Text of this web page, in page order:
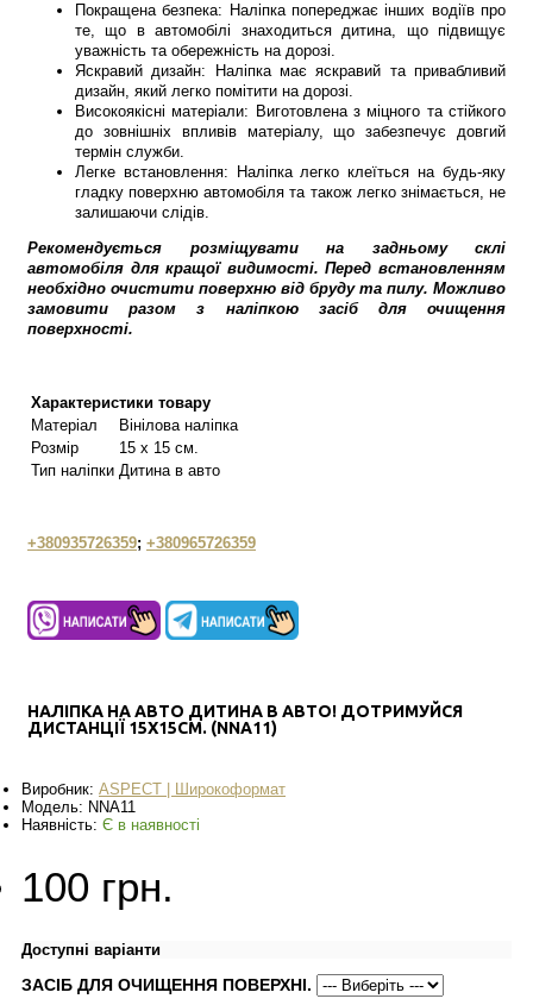
Покращена безпека: Наліпка попереджає інших водіїв про
те, що в автомобілі знаходиться дитина, що підвищує
уважність та обережність на дорозі.
Яскравий дизайн: Наліпка має яскравий та привабливий
дизайн, який легко помітити на дорозі.
Високоякісні матеріали: Виготовлена з міцного та стійкого
до зовнішніх впливів матеріалу, що забезпечує довгий
термін служби.
Легке встановлення: Наліпка легко клеїться на будь-яку
гладку поверхню автомобіля та також легко знімається, не
залишаючи слідів.
Рекомендується розміщувати на задньому склі
автомобіля для кращої видимості.Перед встановленням
необхідно очистити поверхню від бруду та пилу. Можливо
замовити разом з наліпкою засіб для очищення
поверхності.
Характеристики товару
Матеріал
Вінілова наліпка
Розмір
15 х 15 см.
Тип наліпки Дитина в авто
+380935726359; +380965726359
НАЛІПКА НА АВТО ДИТИНА В АВТО! ДОТРИМУЙСЯ
ДИСТАНЦІЇ 15Х15СМ. (NNA11)
Виробник: АSPECT | Широкоформат
Модель: NNA11
Наявність: Є в наявності
100 грн.
Доступні варіанти
ЗАСІБ ДЛЯ ОЧИЩЕННЯ ПОВЕРХНІ.